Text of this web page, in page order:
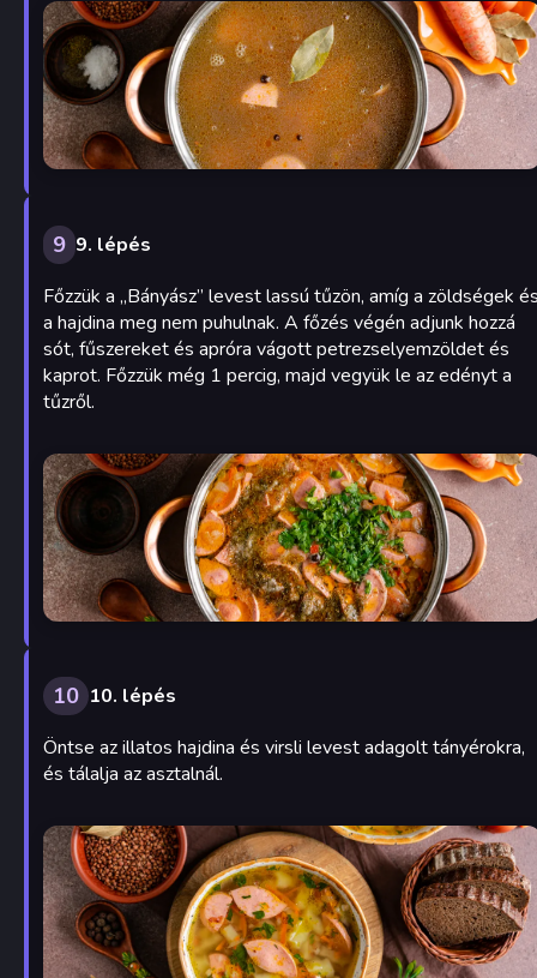
9 9. lépés
Főzzük a „Bányász” levest lassú tűzön, amíg a zöldségek
a hajdina meg nem puhulnak. A főzés végén adjunk hozzá
sót, fűszereket és apróra vágott petrezselyemzöldet és
kaprot. Főzzük még 1 percig, majd vegyük le az edényt a
tűzről.
10 10. lépés
Öntse az illatos hajdina és virsli levest adagolt tányérokra,
és tálalja az asztalnál.